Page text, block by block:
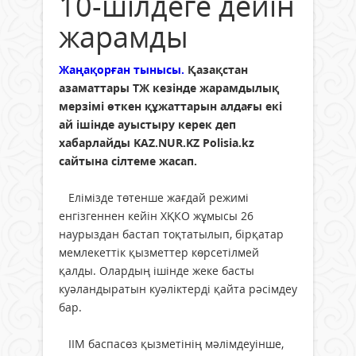
жарамды
Жаңақорған тынысы. Қазақстан
азаматтары ТЖ кезінде жарамдылық
мерзімі өткен құжаттарын алдағы екі
ай ішінде ауыстыру керек деп
хабарлайды KAZ.NUR.KZ Polisia.kz
сайтына сілтеме жасап.
Елімізде төтенше жағдай режимі
енгізгеннен кейін ХҚКО жұмысы 26
наурыздан бастап тоқтатылып, бірқатар
мемлекеттік қызметтер көрсетілмей
қалды. Олардың ішінде жеке басты
куәландыратын куәліктерді қайта рәсімдеу
бар.
ІІМ баспасөз қызметінің мәлімдеуінше,